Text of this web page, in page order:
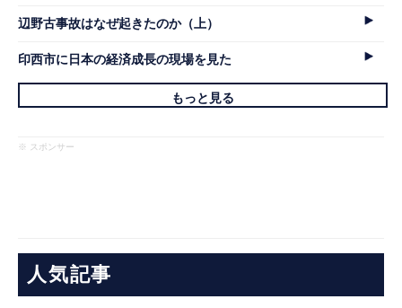
辺野古事故はなぜ起きたのか（上）
印西市に日本の経済成長の現場を見た
もっと見る
※ スポンサー
人気記事